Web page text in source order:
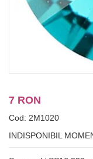
7 RON
Cod: 2M1020
INDISPONIBIL